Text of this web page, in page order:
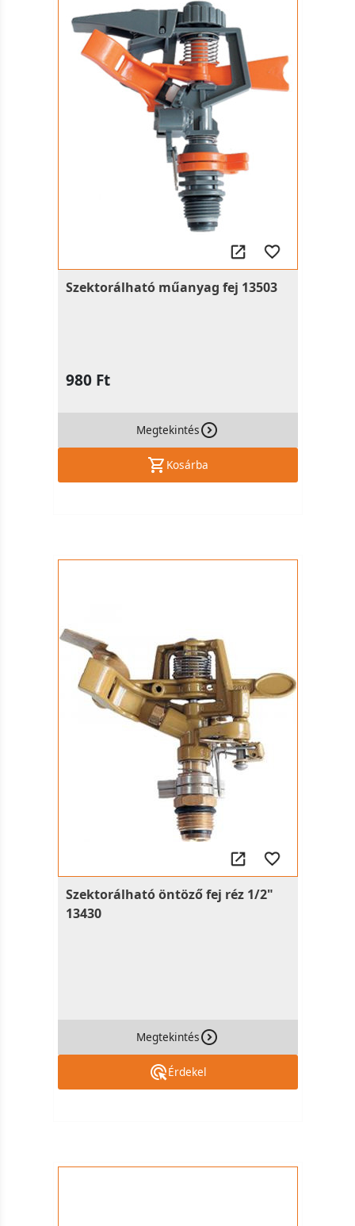
Szektorálható műanyag fej 13503
980 Ft
Megtekintés
Kosárba
Szektorálható öntöző fej réz 1/2"
13430
Megtekintés
Érdekel